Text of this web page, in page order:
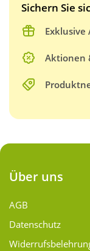
Sichern Sie
Exklusive
Aktionen
Über uns
AGB
Datenschutz